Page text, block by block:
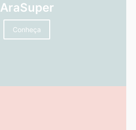
AraSuper
Conheça